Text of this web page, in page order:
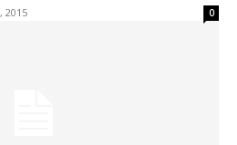
2015 0